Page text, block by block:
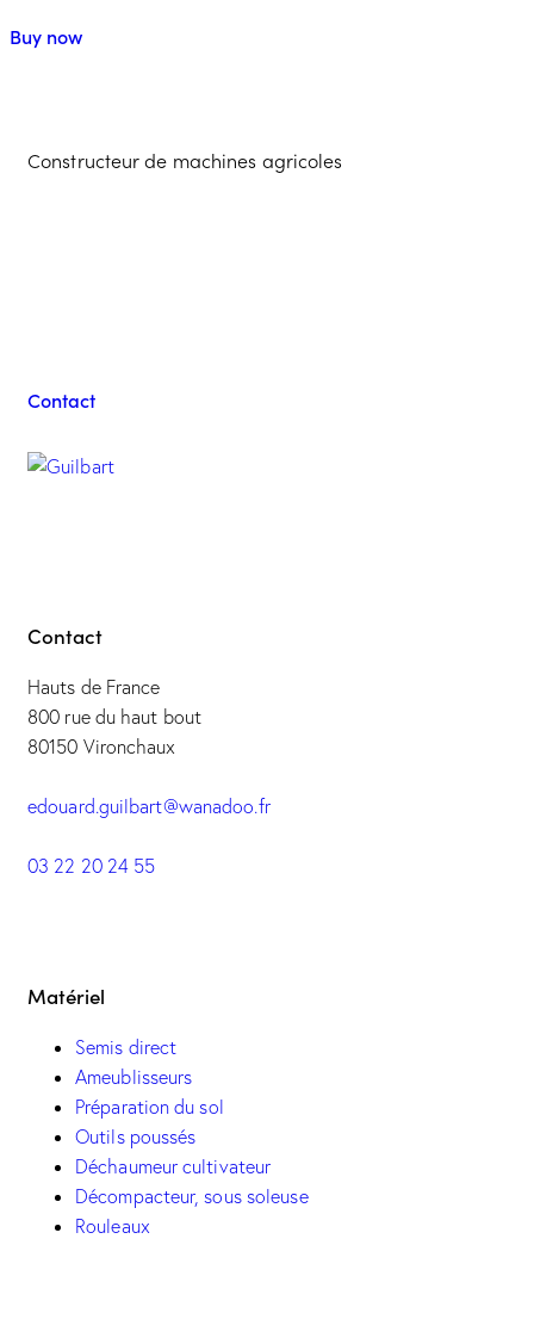
Buy now
Constructeur de machines agricoles
Contact
Contact
Hauts de France
800 rue du haut bout
80150 Vironchaux
edouard.guilbart@wanadoo.fr
03 22 20 24 55
Matériel
Semis direct
Ameublisseurs
Préparation du sol
Outils poussés
Déchaumeur cultivateur
Décompacteur, sous soleuse
Rouleaux